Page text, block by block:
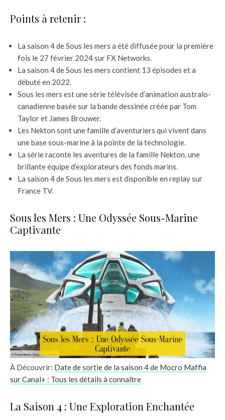
Points à retenir :
La saison 4 de Sous les mers a été diffusée pour la première
fois le 27 février 2024 sur FX Networks.
La saison 4 de Sous les mers contient 13 épisodes et a
débuté en 2022.
Sous les mers est une série télévisée d’animation australo-
canadienne basée sur la bande dessinée créée par Tom
Taylor et James Brouwer.
Les Nekton sont une famille d’aventuriers qui vivent dans
une base sous-marine à la pointe de la technologie.
La série raconte les aventures de la famille Nekton, une
brillante équipe d’explorateurs des fonds marins.
La saison 4 de Sous les mers est disponible en replay sur
France TV.
Sous les Mers : Une Odyssée Sous-Marine
Captivante
À Découvrir: Date de sortie de la saison 4 de Mocro Maffia
sur Canal+ : Tous les détails à connaître
La Saison 4 : Une Exploration Enchantée